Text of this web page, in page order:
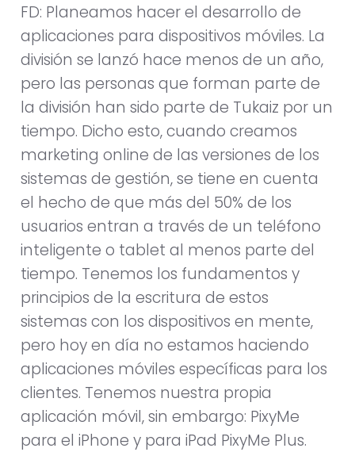
FD: Planeamos hacer el desarrollo de
aplicaciones para dispositivos móviles. La
división se lanzó hace menos de un año,
pero las personas que forman parte de
la división han sido parte de Tukaiz por un
tiempo. Dicho esto, cuando creamos
marketing online de las versiones de los
sistemas de gestión, se tiene en cuenta
el hecho de que más del 50% de los
usuarios entran a través de un teléfono
inteligente o tablet al menos parte del
tiempo. Tenemos los fundamentos y
principios de la escritura de estos
sistemas con los dispositivos en mente,
pero hoy en día no estamos haciendo
aplicaciones móviles específicas para los
clientes. Tenemos nuestra propia
aplicación móvil, sin embargo: PixyMe
para el iPhone y para iPad PixyMe Plus.